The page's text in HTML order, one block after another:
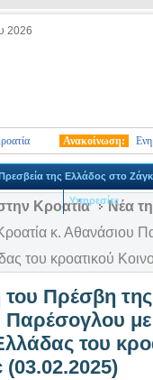
2026
Ανακοίνωση:
της Ελλάδος στο
Υπηρεσίες
Κροατία Νέα
κ. Αθανάσιου
του κροατικού
Πρέσβη
του